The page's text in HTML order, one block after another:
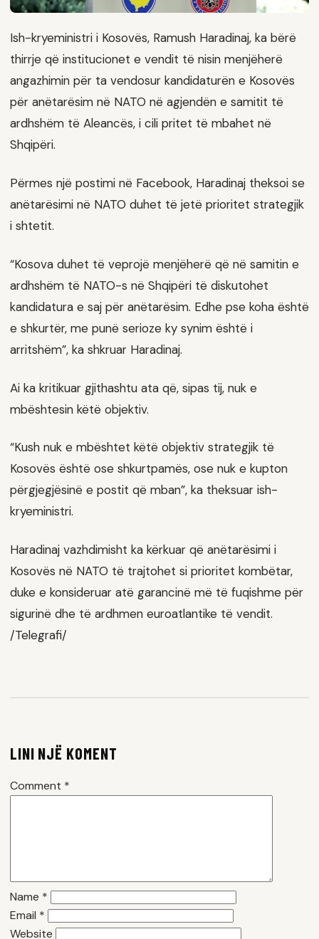
Ish-kryeministri i Kosovës, Ramush Haradinaj, ka bërë
thirrje që institucionet e vendit të nisin menjëherë
angazhimin për ta vendosur kandidaturën e Kosovës
për anëtarësim në NATO në agjendën e samitit të
ardhshëm të Aleancës, i cili pritet të mbahet në
Shqipëri.
Përmes një postimi në Facebook, Haradinaj theksoi se
anëtarësimi në NATO duhet të jetë prioritet strategjik
i shtetit.
“Kosova duhet të veprojë menjëherë që në samitin e
ardhshëm të NATO-s në Shqipëri të diskutohet
kandidatura e saj për anëtarësim. Edhe pse koha është
e shkurtër, me punë serioze ky synim është i
arritshëm”, ka shkruar Haradinaj.
Ai ka kritikuar gjithashtu ata që, sipas tij, nuk e
mbështesin këtë objektiv.
“Kush nuk e mbështet këtë objektiv strategjik të
Kosovës është ose shkurtpamës, ose nuk e kupton
përgjegjësinë e postit që mban”, ka theksuar ish-
kryeministri.
Haradinaj vazhdimisht ka kërkuar që anëtarësimi i
Kosovës në NATO të trajtohet si prioritet kombëtar,
duke e konsideruar atë garancinë më të fuqishme për
sigurinë dhe të ardhmen euroatlantike të vendit.
/Telegrafi/
LINI NJË KOMENT
Comment *
Name *
Email *
Website